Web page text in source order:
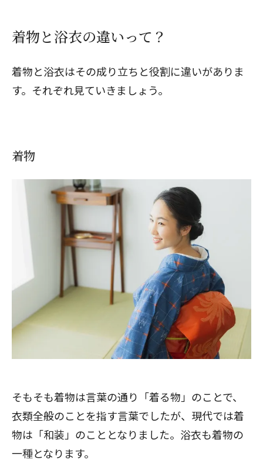
着物と浴衣の違いって？
着物と浴衣はその成り立ちと役割に違いがありま
す。それぞれ見ていきましょう。
着物
そもそも着物は言葉の通り「着る物」のことで、
衣類全般のことを指す言葉でしたが、現代では着
物は「和装」のこととなりました。浴衣も着物の
一種となります。